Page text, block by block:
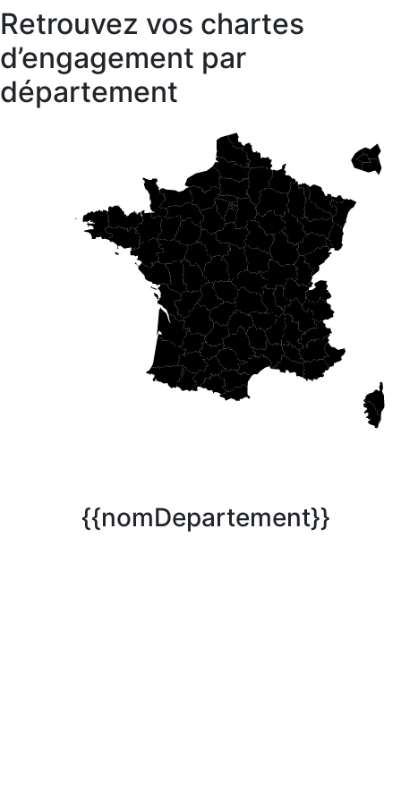
Retrouvez vos chartes
d’engagement par
département
{{nomDepartement}}